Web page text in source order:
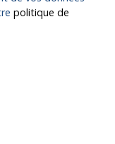
politique de